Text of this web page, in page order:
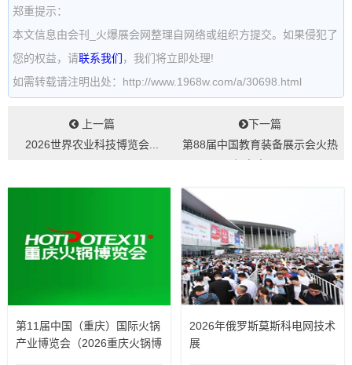
郑重提示：
本文信息由会刊_火爆展会网整理自网络或组织方提交。如果侵犯了
您的权益，请联系我们 ，我们将立即处理!
如需转载请注明出处：http://www.1968w.com/a/30698.html
上一篇
2026世界农业科技博览会...
下一篇
第88届中国教育装备展示会火热
第11届中国（重庆）国际火锅
产业博览会（2026重庆火锅博
2026年俄罗斯莫斯科电网技术
展